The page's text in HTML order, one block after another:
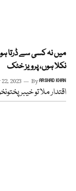
میں نہ کسی سے ڈرتا
نکلا ہوں، پرویز خٹک
2023 ByARSHAD KHAN
اقتدار ملا تو خیبر